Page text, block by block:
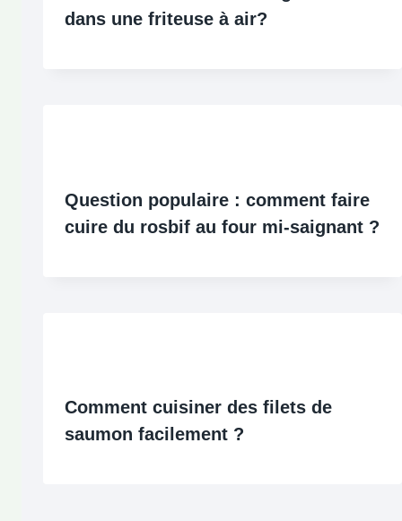
dans une friteuse à air?
Question populaire : comment faire
cuire du rosbif au four mi-saignant ?
Comment cuisiner des filets de
saumon facilement ?